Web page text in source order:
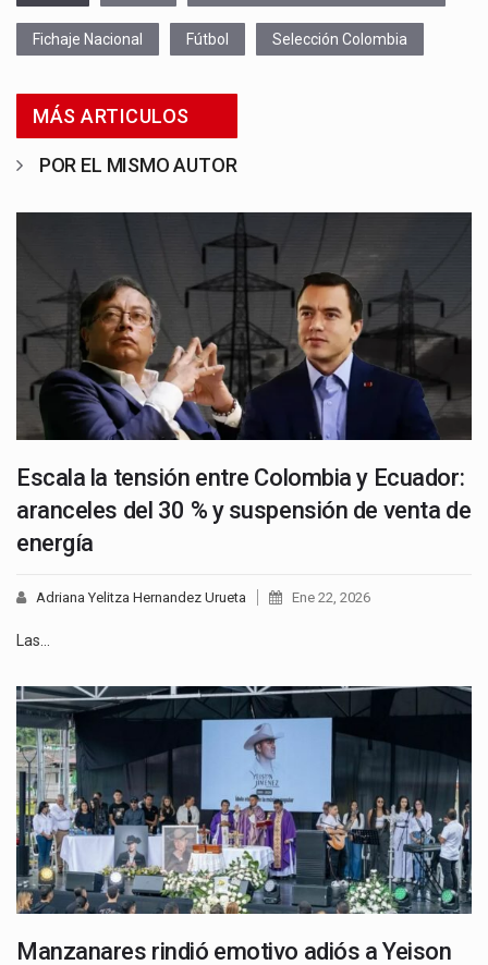
Fichaje Nacional Fútbol Selección Colombia
MÁS ARTICULOS
POR EL MISMO AUTOR
Escala la tensión entre Colombia y Ecuador:
aranceles del 30 % y suspensión de venta de
energía
Adriana Yelitza Hernandez Urueta Ene 22, 2026
Las…
Manzanares rindió emotivo adiós a Yeison